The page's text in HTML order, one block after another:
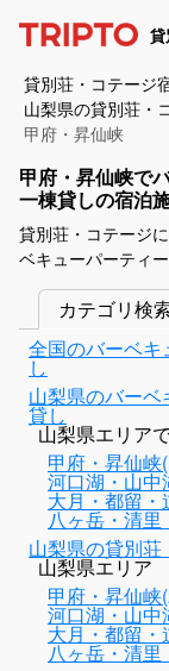
貸
貸別荘・コテージ
山梨県の貸別荘・
甲府・昇仙峡
甲府・昇仙峡で
一棟貸しの宿泊
貸別荘・コテージ
ベキューパーティ
カテゴリ検
全国のバーベ
し
山梨県のバー
貸し
山梨県エリア
甲府・昇仙峡
河口湖・山中
大月・都留・
八ヶ岳・清里
山梨県の貸別
山梨県エリア
甲府・昇仙峡
河口湖・山中
大月・都留・
八ヶ岳・清里